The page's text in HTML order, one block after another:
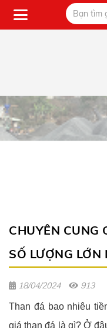
CHUYÊN CUNG
SỐ LƯỢNG LỚN
18/04/2024 913
Than đá bao nhiêu
giá than đá là gì? Ở